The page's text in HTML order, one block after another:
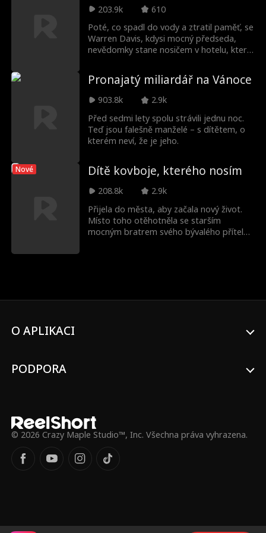
svatbě pečlivě skrývat své identity a
padouchům, kteří jim neustále kladou
překážky. V tomto procesu postupně
vznikají jiskry, vyřeší nedorozumění a
manželství.
šanci: pokud úspěšně rozbijí některý z
nově vzniklých párů, odnesou si tučný
balík peněz. Přežije láska love bombing?
203.9k
610
Poté, co spadl do vody a ztratil paměť, se
Warren Davis, kdysi mocný předseda,
nevědomky stane nosičem v hotelu, který
zaměstnanců - dokonce i od vlastního
syna, kteří s ním jednají jako s obyčejným
sluhou, dokud si nevzpomene, kým je.
Pronajatý miliardář na Vánoce
903.8k
2.9k
Před sedmi lety spolu strávili jednu noc.
Teď jsou falešně manželé – s dítětem, o
kterém neví, že je jeho.
Nové Dítě kovboje, kterého nosím
208.8k
2.9k
Přijela do města, aby začala nový život.
Místo toho otěhotněla se starším
mocným bratrem svého bývalého přítele
O APLIKACI
PODPORA
© 2026 Crazy Maple Studio™, Inc. Všechna práva vyhrazena.